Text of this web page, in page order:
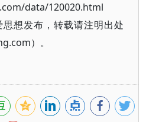
data/120020.html
想发布，转载请注明出处
）。